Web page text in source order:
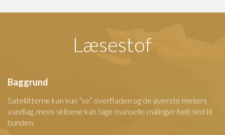
Læsestof
Baggrund
Satellitterne kan kun ”se” overfladen og de øverste meters
vandlag, mens skibene kan tage manuelle målinger helt ned til
bunden.